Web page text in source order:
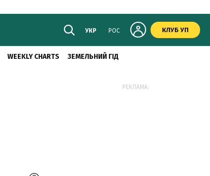
УКР РОС КЛУБ УП
WEEKLY CHARTS ЗЕМЕЛЬНИЙ ГІД
РЕКЛАМА: